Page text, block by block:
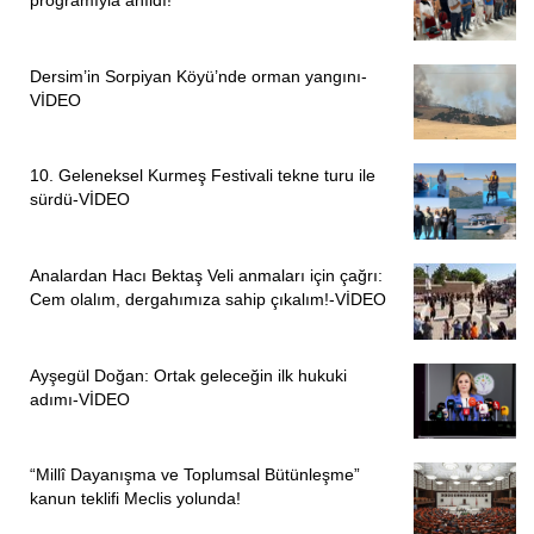
“İhmal Daire Başkanı, Trabzon İstihbarat ve İstanbul
* Ortada görevi ihmal varsa bu İstihbarat Daire Başkanı’nın,
Trabzon İstihbarat Şube’nin ve İstanbul Valisi’nin ihmalidir.
* Eğer ben suçluysam, Dink için koruma talebinde
bulunmayan Dink avukatları da, Samast Agos’u keşfe
suçludur, böyle saçmalık olabilir mi.
* Dink’in İstanbul Valiliğinde Vali Yardımcısı ve MİT
çalışanları ile görüşmesini bana kimse söylemedi.
* İl Asayiş toplantılarında Hrant Dink’e yönelik tehdit olduğu
hiç konuşulmadı. 12 milyon nüfuslu şehiriz, derinlemesine
konular konuşulmaz, terör asayiş kapkaç gibi mevzular
konuşulur.
Dersim’in Sorpiyan Köyü’nde orman yangını-
VİDEO
10. Geleneksel Kurmeş Festivali tekne turu ile
sürdü-VİDEO
Analardan Hacı Bektaş Veli anmaları için çağrı:
Cem olalım, dergahımıza sahip çıkalım!-VİDEO
Ayşegül Doğan: Ortak geleceğin ilk hukuki
adımı-VİDEO
“Millî Dayanışma ve Toplumsal Bütünleşme”
kanun teklifi Meclis yolunda!